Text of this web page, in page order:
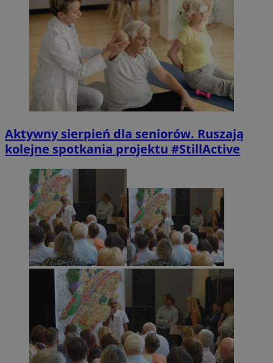
Aktywny sierpień dla seniorów. Ruszają
kolejne spotkania projektu #StillActive